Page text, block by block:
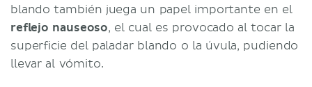
blando también juega un papel importante en el
reflejo nauseoso, el cual es provocado al tocar la
superficie del paladar blando o la úvula, pudiendo
llevar al vómito.